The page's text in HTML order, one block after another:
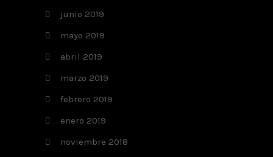
junio 2019
mayo 2019
abril 2019
marzo 2019
febrero 2019
enero 2019
noviembre 2018